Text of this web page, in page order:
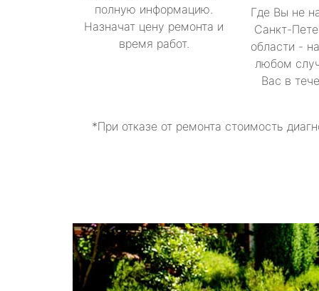
полную информацию.
Назначат цену ремонта и
время работ.
Где Вы не
Санкт-
области -
любом
Вас в
*При отказе от ремонта стоимость